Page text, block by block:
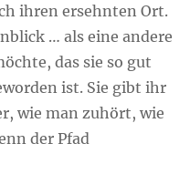
ihren ersehnten Ort.
… als eine andere
das sie so gut
ist. Sie gibt ihr
wie man zuhört, wie
der Pfad